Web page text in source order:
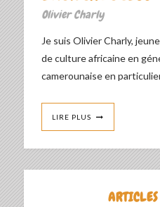
Olivier Charly
Je suis Olivier Charly,
de culture africaine en
camerounaise en
LIRE PLUS